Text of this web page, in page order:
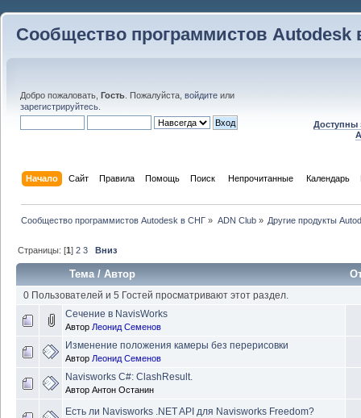
Сообщество программистов Autodesk
Добро пожаловать, Гость . Пожалуйста, войдите или
зарегистрируйтесь
Доступны
Начало Сайт Правила Помощь Поиск Непрочитанные Календарь
Сообщество программистов Autodesk в СНГ » ADN Club» Другие продукты
Страницы: [1]2 3 Вниз
Тема/Автор
0 Пользователей и 5 Гостей просматривают этот раздел.
Сечение в NavisWorks
Автор Леонид Семенов
Изменение положения камеры без перерисовки
Автор Леонид Семенов
Navisworks C#: ClashResult.
Автор Антон Останин
Есть ли Navisworks .NET API для Navisworks Freedom?